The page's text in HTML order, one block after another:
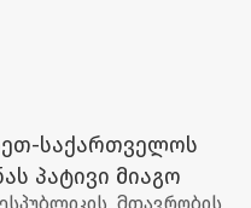
საქართველოს
პატივი მიაგო